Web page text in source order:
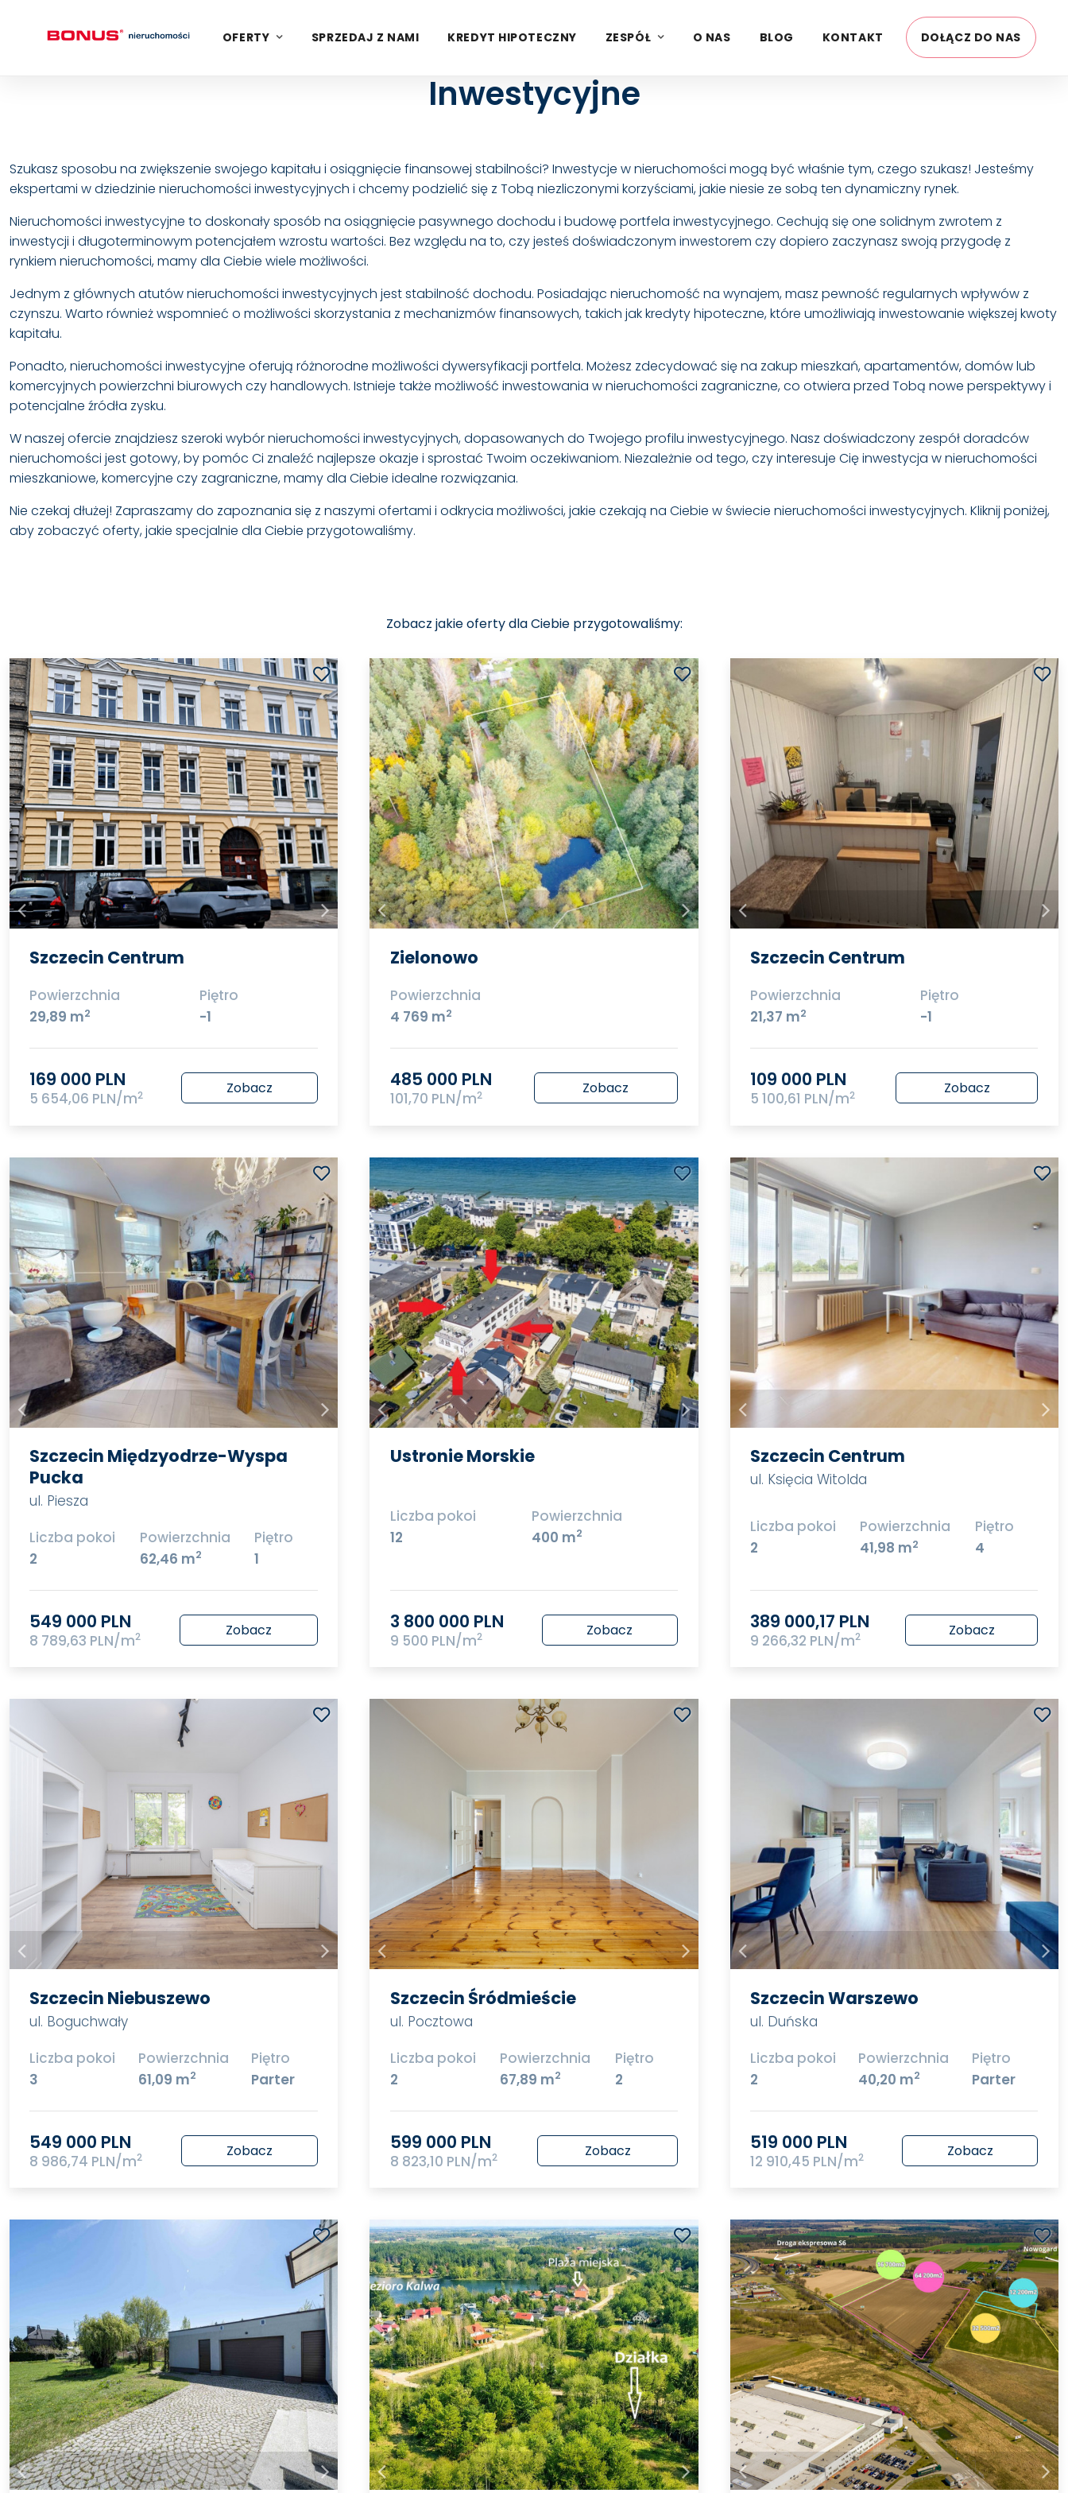
OFERTY SPRZEDAJ Z NAMI KREDYT HIPOTECZNY ZESPÓŁ O NAS BLOG KONTAKT DOŁĄCZ DO NAS
Inwestycyjne
Szukasz sposobu na zwiększenie swojego kapitału i osiągnięcie finansowej stabilności? Inwestycje w nieruchomości mogą być właśnie tym, czego szukasz! Jesteśmy
ekspertami w dziedzinie nieruchomości inwestycyjnych i chcemy podzielić się z Tobą niezliczonymi korzyściami, jakie niesie ze sobą ten dynamiczny rynek.
Nieruchomości inwestycyjne to doskonały sposób na osiągnięcie pasywnego dochodu i budowę portfela inwestycyjnego. Cechują się one solidnym zwrotem z
inwestycji i długoterminowym potencjałem wzrostu wartości. Bez względu na to, czy jesteś doświadczonym inwestorem czy dopiero zaczynasz swoją przygodę z
rynkiem nieruchomości, mamy dla Ciebie wiele możliwości.
Jednym z głównych atutów nieruchomości inwestycyjnych jest stabilność dochodu. Posiadając nieruchomość na wynajem, masz pewność regularnych wpływów z
czynszu. Warto również wspomnieć o możliwości skorzystania z mechanizmów finansowych, takich jak kredyty hipoteczne, które umożliwiają inwestowanie większej kwoty
kapitału.
Ponadto, nieruchomości inwestycyjne oferują różnorodne możliwości dywersyfikacji portfela. Możesz zdecydować się na zakup mieszkań, apartamentów, domów lub
komercyjnych powierzchni biurowych czy handlowych. Istnieje także możliwość inwestowania w nieruchomości zagraniczne, co otwiera przed Tobą nowe perspektywy i
potencjalne źródła zysku.
W naszej ofercie znajdziesz szeroki wybór nieruchomości inwestycyjnych, dopasowanych do Twojego profilu inwestycyjnego. Nasz doświadczony zespół doradców
nieruchomości jest gotowy, by pomóc Ci znaleźć najlepsze okazje i sprostać Twoim oczekiwaniom. Niezależnie od tego, czy interesuje Cię inwestycja w nieruchomości
mieszkaniowe, komercyjne czy zagraniczne, mamy dla Ciebie idealne rozwiązania.
Nie czekaj dłużej! Zapraszamy do zapoznania się z naszymi ofertami i odkrycia możliwości, jakie czekają na Ciebie w świecie nieruchomości inwestycyjnych. Kliknij poniżej,
aby zobaczyć oferty, jakie specjalnie dla Ciebie przygotowaliśmy.
Zobacz jakie oferty dla Ciebie przygotowaliśmy:
Szczecin Centrum
Powierzchnia
29,89 m2
Piętro
-1
169 000 PLN
5 654,06 PLN/m2 Zobacz
Zielonowo
Powierzchnia
4 769 m2
485 000 PLN
101,70 PLN/m2 Zobacz
Szczecin Centrum
Powierzchnia
21,37 m2
Piętro
-1
109 000 PLN
5 100,61 PLN/m2 Zobacz
Szczecin Międzyodrze-Wyspa
Pucka
ul. Piesza
Liczba pokoi
2
Powierzchnia
62,46 m2
Piętro
1
549 000 PLN
8 789,63 PLN/m2 Zobacz
Ustronie Morskie
Liczba pokoi
12
Powierzchnia
400 m2
3 800 000 PLN
9 500 PLN/m2 Zobacz
Szczecin Centrum
ul. Księcia Witolda
Liczba pokoi
2
Powierzchnia
41,98 m2
Piętro
4
389 000,17 PLN
9 266,32 PLN/m2 Zobacz
Szczecin Niebuszewo
ul. Boguchwały
Liczba pokoi
3
Powierzchnia
61,09 m2
Piętro
Parter
549 000 PLN
8 986,74 PLN/m2 Zobacz
Szczecin Śródmieście
ul. Pocztowa
Liczba pokoi
2
Powierzchnia
67,89 m2
Piętro
2
599 000 PLN
8 823,10 PLN/m2 Zobacz
Szczecin Warszewo
ul. Duńska
Liczba pokoi
2
Powierzchnia
40,20 m2
Piętro
Parter
519 000 PLN
12 910,45 PLN/m2 Zobacz